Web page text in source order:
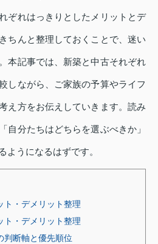
ぞれはっきりとしたメリットとデ
ちんと整理しておくことで、迷い
本記事では、新築と中古それぞれ
しながら、ご家族の予算やライフ
え方をお伝えしていきます。読み
自分たちはどちらを選ぶべきか」
ようになるはずです。
ト・デメリット整理
ト・デメリット整理
判断軸と優先順位